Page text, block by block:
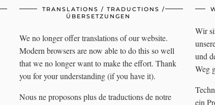
TRANSLATIONS / TRADUCTIONS /
ÜBERSETZUNGEN
We no longer offer translations of our website.
Modern browsers are now able to do this so well
that we no longer want to make the effort. Thank
you for your understanding (if you have it).
Nous ne proposons plus de traductions de notre
Wir
und
Weg
ein